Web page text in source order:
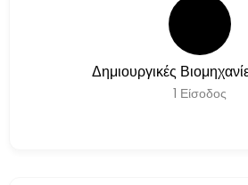
Δημιουργικές
1 Είσοδος